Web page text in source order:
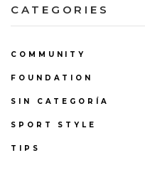
CATEGORIES
COMMUNITY
FOUNDATION
SIN CATEGORÍA
SPORT STYLE
TIPS